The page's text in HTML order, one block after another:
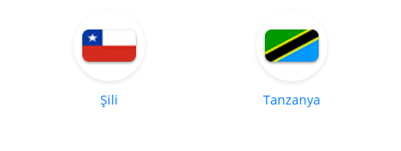
Şili Tanzanya